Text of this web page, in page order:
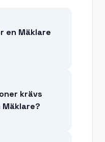
en Mäklare
krävs